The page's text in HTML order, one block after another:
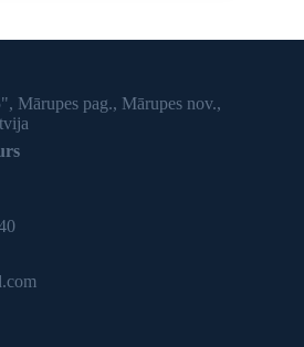
Mārupes pag., Mārupes nov.,